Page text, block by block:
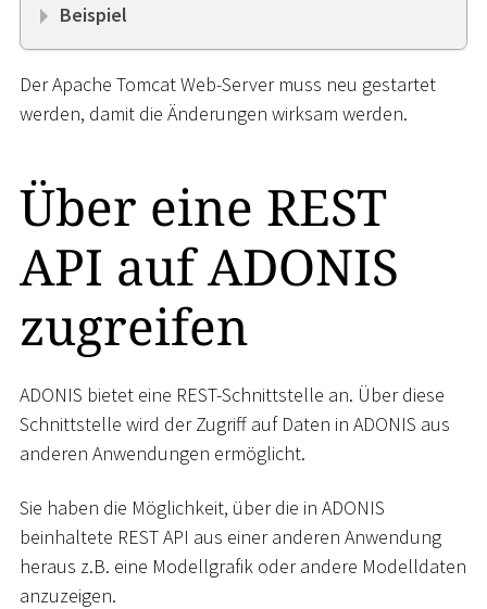
Beispiel
Der Apache Tomcat Web-Server muss neu gestartet
werden, damit die Änderungen wirksam werden.
Über eine REST
API auf ADONIS
zugreifen
ADONIS bietet eine REST-Schnittstelle an. Über diese
Schnittstelle wird der Zugriff auf Daten in ADONIS aus
anderen Anwendungen ermöglicht.
Sie haben die Möglichkeit, über die in ADONIS
beinhaltete REST API aus einer anderen Anwendung
heraus z.B. eine Modellgrafik oder andere Modelldaten
anzuzeigen.